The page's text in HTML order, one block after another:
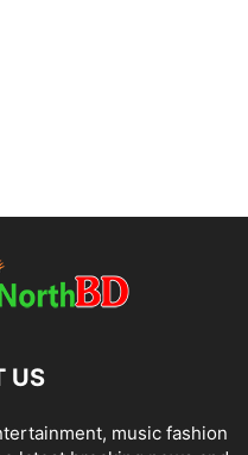
US
music fashion